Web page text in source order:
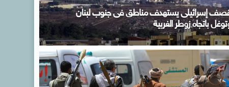
المرحلة الأولى لتنسيق الجامعات تنتهى السابعة مساء غدٍ
الأحد .. تسجيل رغبات 86 ألف طالب حتى الآن